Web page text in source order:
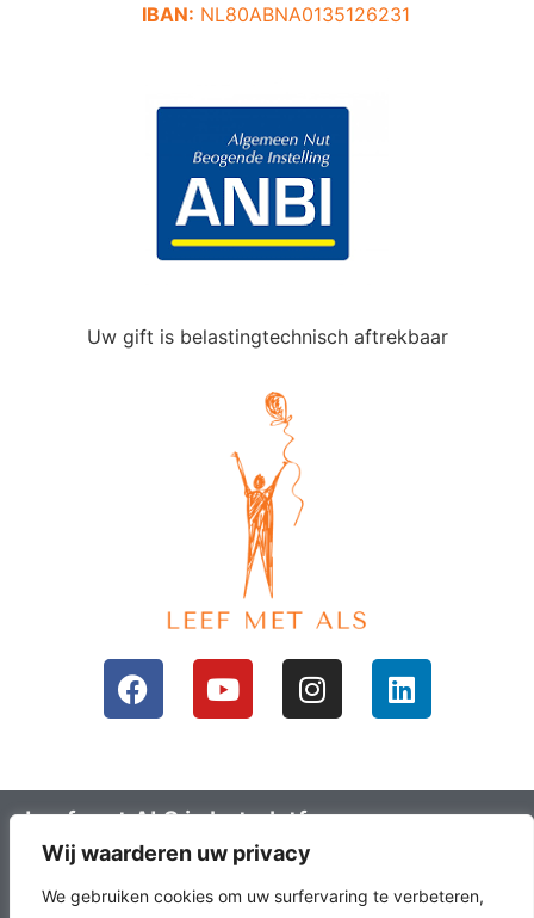
Wij waarderen uw privacy
We gebruiken cookies om uw surfervaring te verbeteren,
IBAN: NL80ABNA0135126231
Uw gift is belastingtechnisch aftrekbaar
Leef met ALS is het platform voor mensen
met ALS en hun omgeving; ALS lotgenoten.
Leefals.nl heeft als doel om ALS lotgenoten